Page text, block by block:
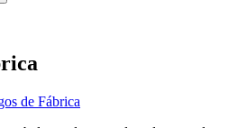
de Fábrica